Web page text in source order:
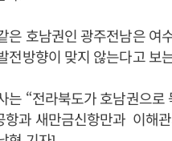
은 호남권인 광주전남은 여
전방향이 맞지 않는다고 보
는 “전라북도가 호남권으
항과 새만금신항만과 이해